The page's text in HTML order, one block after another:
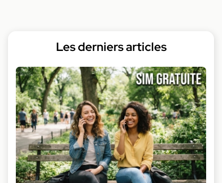
Les derniers articles